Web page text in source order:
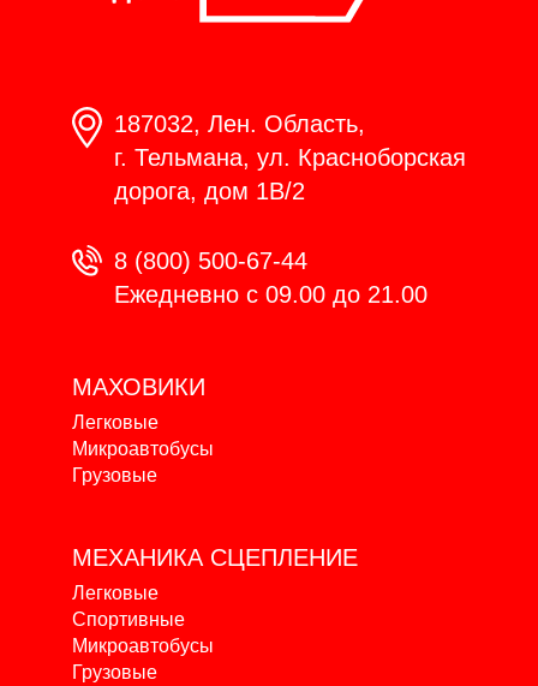
187032, Лен. Область,
г. Тельмана, ул. Красноборская
дорога, дом 1В/2
8 (800) 500-67-44
Ежедневно с 09.00 до 21.00
МАХОВИКИ
Легковые
Микроавтобусы
Грузовые
МЕХАНИКА СЦЕПЛЕНИЕ
Легковые
Спортивные
Микроавтобусы
Грузовые